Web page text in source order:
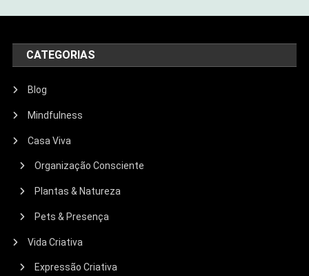
CATEGORIAS
Blog
Mindfulness
Casa Viva
Organização Consciente
Plantas & Natureza
Pets & Presença
Vida Criativa
Expressão Criativa